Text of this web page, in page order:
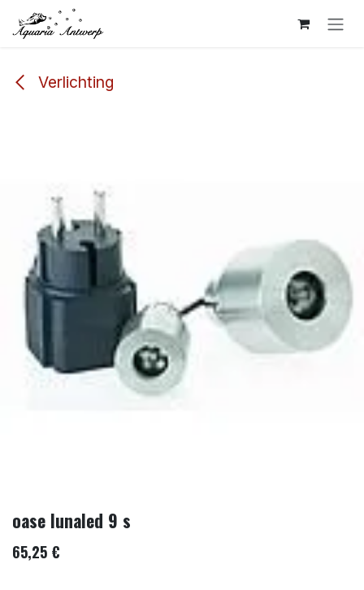
Overslaan naar inhoud
Verlichting
oase lunaled 9 s
65,25 €